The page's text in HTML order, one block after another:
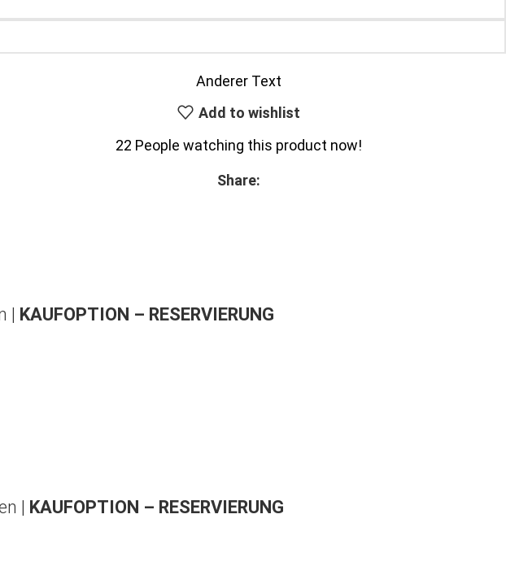
Anderer Text
Add to wishlist
22 People watching this product now!
Share:
| KAUFOPTION – RESERVIERUNG
| KAUFOPTION – RESERVIERUNG